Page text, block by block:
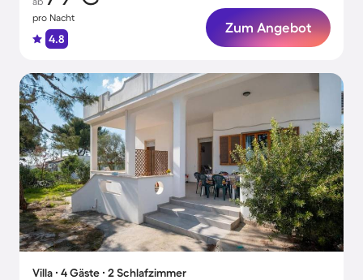
pro Nacht
4.8
Zum Angebot
Villa ∙ 4 Gäste ∙ 2 Schlafzimmer